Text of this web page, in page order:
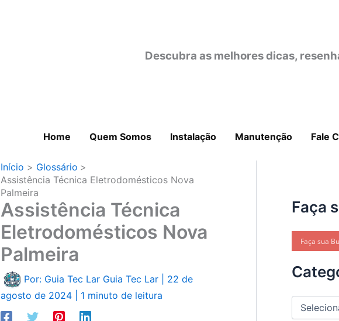
Descubra as melhores dicas,
Home Quem Somos Instalação Manutenção Fale
Início
Glossário
Assistência Técnica Eletrodomésticos Nova
Palmeira
Assistência Técnica
Eletrodomésticos Nova
Palmeira
Por: Guia Tec Lar Guia Tec Lar
22 de
agosto de 2024
1 minuto de leitura
Faça
C